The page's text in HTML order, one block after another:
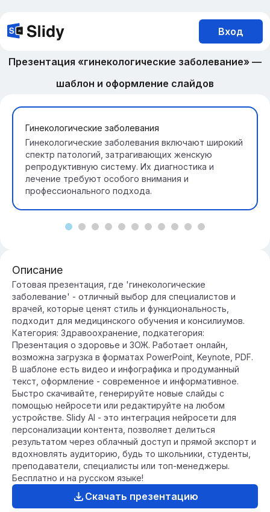
Вход
Презентация «гинекологические заболевание» —
шаблон и оформление слайдов
Гинекологические заболевания
Гинекологические заболевания включают широкий
спектр патологий, затрагивающих женскую
репродуктивную систему. Их диагностика и
лечение требуют особого внимания и
профессионального подхода.
Описание
Готовая презентация, где 'гинекологические
заболевание' - отличный выбор для специалистов и
врачей, которые ценят стиль и функциональность,
подходит для медицинского обучения и консилиумов.
Категория: Здравоохранение, подкатегория:
Презентация о здоровье и ЗОЖ. Работает онлайн,
возможна загрузка в форматах PowerPoint, Keynote, PDF.
В шаблоне есть видео и инфографика и продуманный
текст, оформление - современное и информативное.
Быстро скачивайте, генерируйте новые слайды с
помощью нейросети или редактируйте на любом
устройстве. Slidy AI - это интеграция нейросети для
персонализации контента, позволяет делиться
результатом через облачный доступ и прямой экспорт и
вдохновлять аудиторию, будь то школьники, студенты,
преподаватели, специалисты или топ-менеджеры.
Бесплатно и на русском языке!
Скачать презентацию